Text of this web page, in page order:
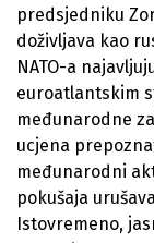
predsjedniku
doživljava kao
NATO-a
euroatlantskim
međunarodne
ucjena
međunarodni
pokušaja
Istovremeno,